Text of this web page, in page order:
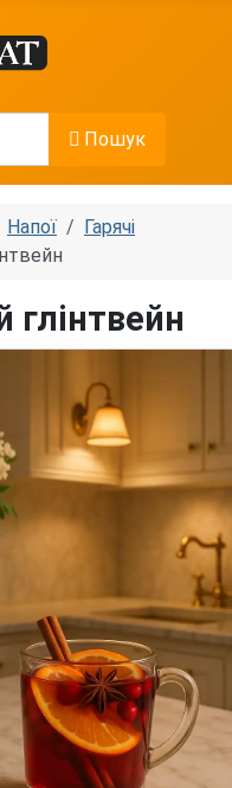
Пошук
Напої
Гарячі
глінтвейн